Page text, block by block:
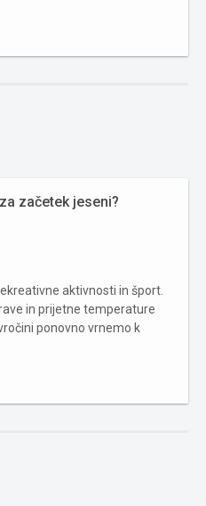
začetek jeseni?
aktivnosti in šport.
in prijetne temperature
ponovno vrnemo k